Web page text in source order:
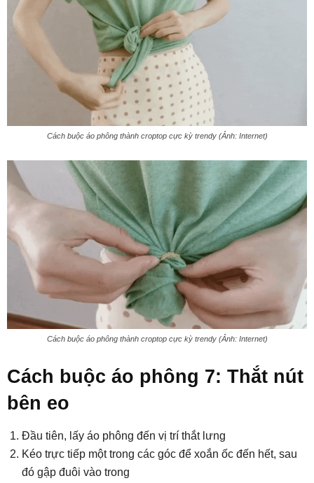
Cách buộc áo phông thành croptop cực kỳ trendy (Ảnh: Internet)
Cách buộc áo phông thành croptop cực kỳ trendy (Ảnh: Internet)
Cách buộc áo phông 7: Thắt nút
bên eo
Đầu tiên, lấy áo phông đến vị trí thắt lưng
Kéo trực tiếp một trong các góc để xoắn ốc đến hết, sau
đó gập đuôi vào trong